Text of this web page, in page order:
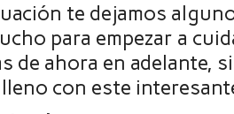
te dejamos
para empezar a
de ahora en adelante,
con este